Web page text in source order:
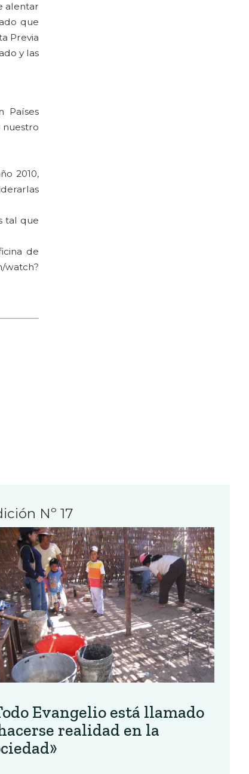
alentar
que
Previa
y las
Países
2010,
tal que
de
watch?
Nº 17
Evangelio está llamado
realidad en la